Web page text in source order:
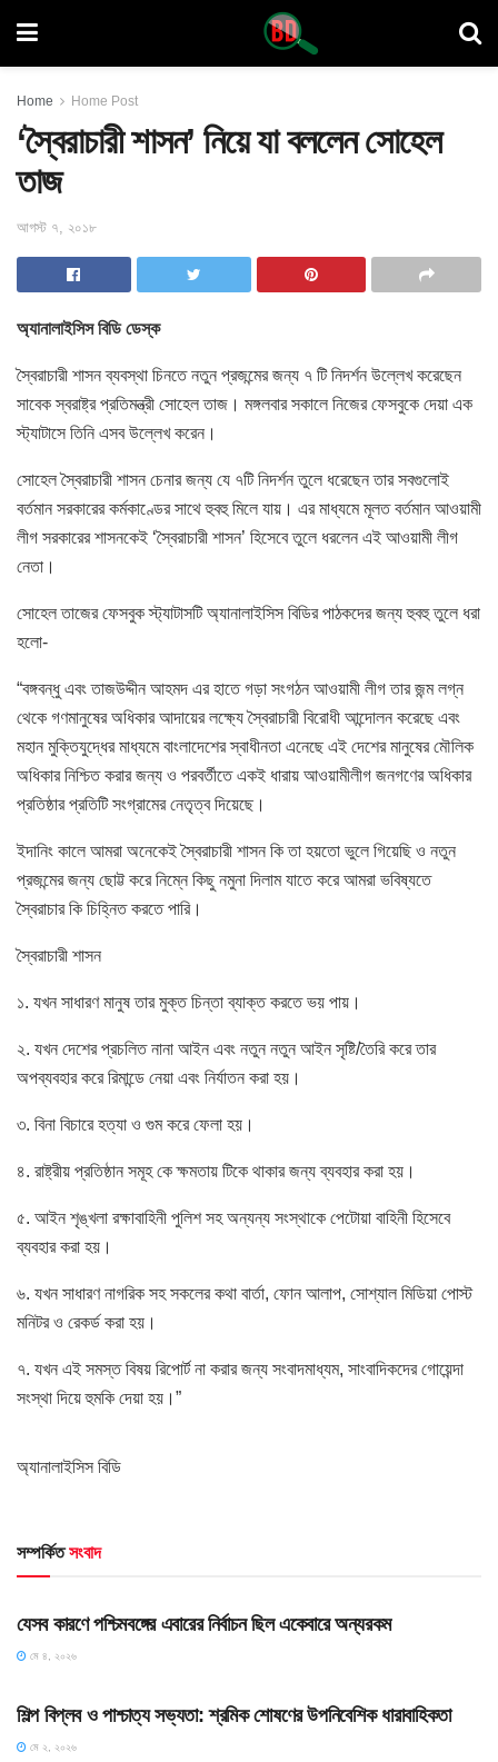
Home Home Post
‘স্বৈরাচারী শাসন’ নিয়ে যা বললেন সোহেল
তাজ
আগস্ট ৭, ২০১৮
অ্যানালাইসিস বিডি ডেস্ক
স্বৈরাচারী শাসন ব্যবস্থা চিনতে নতুন প্রজন্মের জন্য ৭ টি নিদর্শন উল্লেখ করেছেন
সাবেক স্বরাষ্ট্র প্রতিমন্ত্রী সোহেল তাজ। মঙ্গলবার সকালে নিজের ফেসবুকে দেয়া এক
স্ট্যাটাসে তিনি এসব উল্লেখ করেন।
সোহেল স্বৈরাচারী শাসন চেনার জন্য যে ৭টি নিদর্শন তুলে ধরেছেন তার সবগুলোই
বর্তমান সরকারের কর্মকাণ্ডের সাথে হুবহু মিলে যায়। এর মাধ্যমে মূলত বর্তমান আওয়ামী
লীগ সরকারের শাসনকেই ‘স্বৈরাচারী শাসন’ হিসেবে তুলে ধরলেন এই আওয়ামী লীগ
নেতা।
সোহেল তাজের ফেসবুক স্ট্যাটাসটি অ্যানালাইসিস বিডির পাঠকদের জন্য হুবহু তুলে ধরা
হলো-
“বঙ্গবন্ধু এবং তাজউদ্দীন আহমদ এর হাতে গড়া সংগঠন আওয়ামী লীগ তার জন্ম লগ্ন
থেকে গণমানুষের অধিকার আদায়ের লক্ষ্যে স্বৈরাচারী বিরোধী আন্দোলন করেছে এবং
মহান মুক্তিযুদ্ধের মাধ্যমে বাংলাদেশের স্বাধীনতা এনেছে এই দেশের মানুষের মৌলিক
অধিকার নিশ্চিত করার জন্য ও পরবর্তীতে একই ধারায় আওয়ামীলীগ জনগণের অধিকার
প্রতিষ্ঠার প্রতিটি সংগ্রামের নেতৃত্ব দিয়েছে।
ইদানিং কালে আমরা অনেকেই স্বৈরাচারী শাসন কি তা হয়তো ভুলে গিয়েছি ও নতুন
প্রজন্মের জন্য ছোট্ট করে নিম্নে কিছু নমুনা দিলাম যাতে করে আমরা ভবিষ্যতে
স্বৈরাচার কি চিহ্নিত করতে পারি।
স্বৈরাচারী শাসন
১. যখন সাধারণ মানুষ তার মুক্ত চিন্তা ব্যাক্ত করতে ভয় পায়।
২. যখন দেশের প্রচলিত নানা আইন এবং নতুন নতুন আইন সৃষ্টি/তৈরি করে তার
অপব্যবহার করে রিমান্ডে নেয়া এবং নির্যাতন করা হয়।
৩. বিনা বিচারে হত্যা ও গুম করে ফেলা হয়।
৪. রাষ্ট্রীয় প্রতিষ্ঠান সমূহ কে ক্ষমতায় টিকে থাকার জন্য ব্যবহার করা হয়।
৫. আইন শৃঙ্খলা রক্ষাবাহিনী পুলিশ সহ অন্যন্য সংস্থাকে পেটোয়া বাহিনী হিসেবে
ব্যবহার করা হয়।
৬. যখন সাধারণ নাগরিক সহ সকলের কথা বার্তা, ফোন আলাপ, সোশ্যাল মিডিয়া পোস্ট
মনিটর ও রেকর্ড করা হয়।
৭. যখন এই সমস্ত বিষয় রিপোর্ট না করার জন্য সংবাদমাধ্যম, সাংবাদিকদের গোয়েন্দা
সংস্থা দিয়ে হুমকি দেয়া হয়।”
অ্যানালাইসিস বিডি
সম্পর্কিতসংবাদ
HOME POST
যেসব কারণে পশ্চিমবঙ্গের এবারের নির্বাচন ছিল একেবারে অন্যরকম
মে ৪, ২০২৬
শিল্প বিপ্লব ও পাশ্চাত্য সভ্যতা: শ্রমিক শোষণের উপনিবেশিক ধারাবাহিকতা
মে ২, ২০২৬